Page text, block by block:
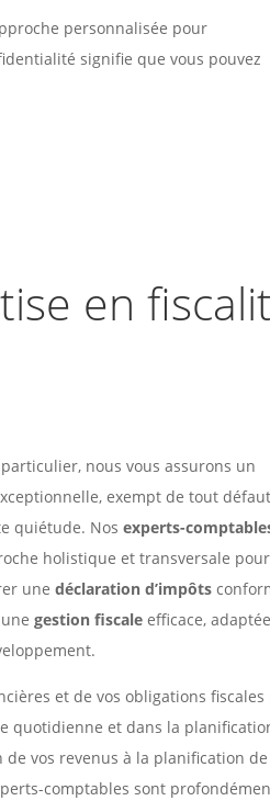
personnalisée pour
signifie que vous pouvez
en
nous vous assurons un
exempt de tout
quiétude. Nosexperts-
holistique et transversale
unedéclaration d’impôts
unegestion fiscale efficace,
et de vos obligations
quotidienne et dans la
vos revenus à la planification
comptables sont